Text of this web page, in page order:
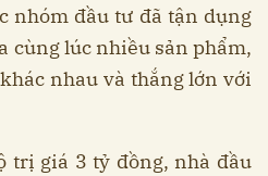
nhóm đầu tư đã tận dụng
cùng lúc nhiều sản phẩm,
nhau và thắng lớn với
trị giá 3 tỷ đồng, nhà đầu